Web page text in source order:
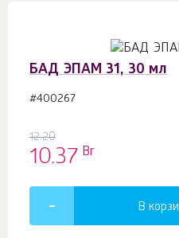
БАД ЭПАМ 31, 30 мл
#400267
12.20
10.37 Br
В